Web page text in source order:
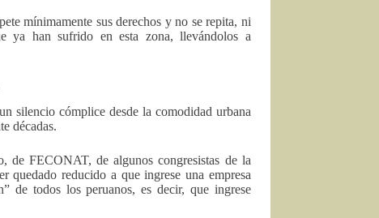
mínimamente sus derechos y no se repita, ni
ya han sufrido en esta zona, llevándolos a
silencio cómplice desde la comodidad urbana
décadas.
FECONAT, de algunos congresistas de la
quedado reducido a que ingrese una empresa
de todos los peruanos, es decir, que ingrese